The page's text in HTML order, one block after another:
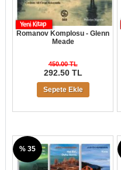
Romanov Komplosu - Glenn
Meade
450.00 TL
292.50 TL
Sepete Ekle
% 35